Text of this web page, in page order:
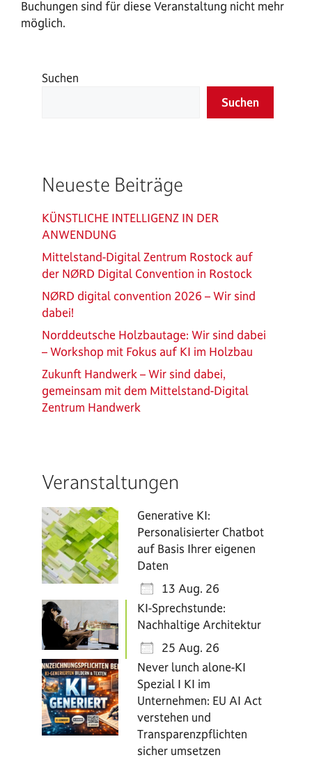
Buchungen sind für diese Veranstaltung nicht mehr
möglich.
Suchen
Suchen
Neueste Beiträge
KÜNSTLICHE INTELLIGENZ IN DER
ANWENDUNG
Mittelstand-Digital Zentrum Rostock auf
der NØRD Digital Convention in Rostock
NØRD digital convention 2026 – Wir sind
dabei!
Norddeutsche Holzbautage: Wir sind dabei
– Workshop mit Fokus auf KI im Holzbau
Zukunft Handwerk – Wir sind dabei,
gemeinsam mit dem Mittelstand-Digital
Zentrum Handwerk
Veranstaltungen
Generative KI:
Personalisierter Chatbot
auf Basis Ihrer eigenen
Daten
13 Aug. 26
KI-Sprechstunde:
Nachhaltige Architektur
25 Aug. 26
Never lunch alone-KI
Spezial I KI im
Unternehmen: EU AI Act
verstehen und
Transparenzpflichten
sicher umsetzen